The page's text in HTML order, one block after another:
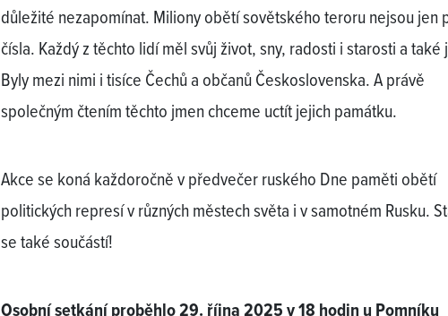
důležité nezapomínat. Miliony obětí sovětského teroru nejsou jen
čísla. Každý z těchto lidí měl svůj život, sny, radosti i starosti a také
Byly mezi nimi i tisíce Čechů a občanů Československa. A právě
společným čtením těchto jmen chceme uctít jejich památku.
Akce se koná každoročně v předvečer ruského Dne paměti obětí
politických represí v různých městech světa i v samotném Rusku.
se také součástí!
Osobní setkání proběhlo 29. října 2025 v 18 hodin u Pomníku